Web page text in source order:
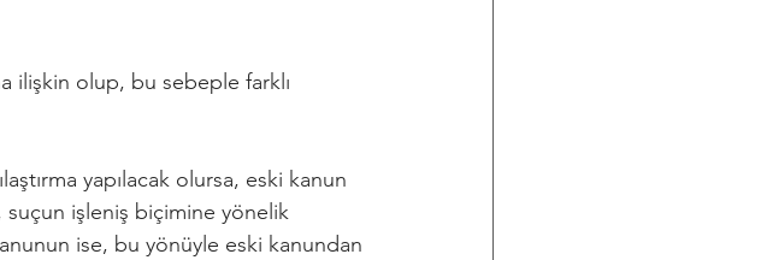
ilişkin olup, bu sebeple farklı
yapılacak olursa, eski kanun
suçun işleniş biçimine yönelik
ise, bu yönüyle eski kanundan